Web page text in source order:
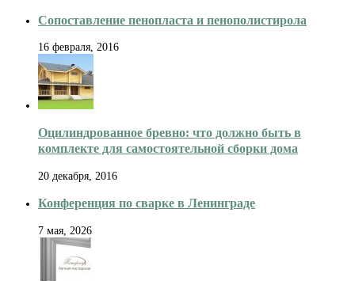
Сопоставление пенопласта и пенополистирола
16 февраля, 2016
Оцилиндрованное бревно: что должно быть в
комплекте для самостоятельной сборки дома
20 декабря, 2016
Конференция по сварке в Ленинграде
7 мая, 2026